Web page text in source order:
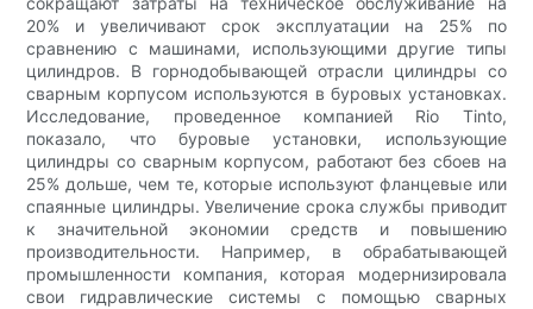
20% и увеличивают срок эксплуатации на 25% по
сравнению с машинами, использующими другие типы
цилиндров. В горнодобывающей отрасли цилиндры со
сварным корпусом используются в буровых установках.
Исследование, проведенное компанией Rio Tinto,
показало, что буровые установки, использующие
цилиндры со сварным корпусом, работают без сбоев на
25% дольше, чем те, которые используют фланцевые или
спаянные цилиндры. Увеличение срока службы приводит
к значительной экономии средств и повышению
производительности. Например, в обрабатывающей
промышленности компания, которая модернизировала
свои гидравлические системы с помощью сварных